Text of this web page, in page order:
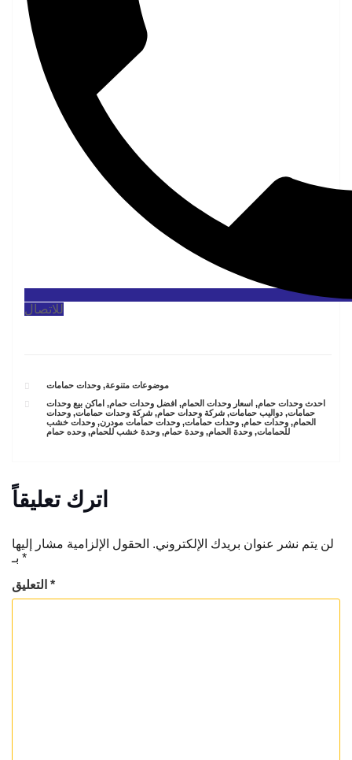
للاتصال
CATEGORIES موضوعات متنوعة,وحدات حمامات
TAGS
احدث وحدات حمام, اسعار وحدات الحمام, افضل وحدات حمام, اماكن بيع وحدات
حمامات,دواليب حمامات,شركة وحدات حمام,شركة وحدات حمامات,وحدات
الحمام,وحدات حمام,وحدات حمامات,وحدات حمامات مودرن,وحدات خشب
للحمامات,وحدة الحمام,وحدة حمام,وحدة خشب للحمام,وحده حمام
اترك تعليقاً
لن يتم نشر عنوان بريدك الإلكتروني. الحقول الإلزامية مشار إليها
*
*